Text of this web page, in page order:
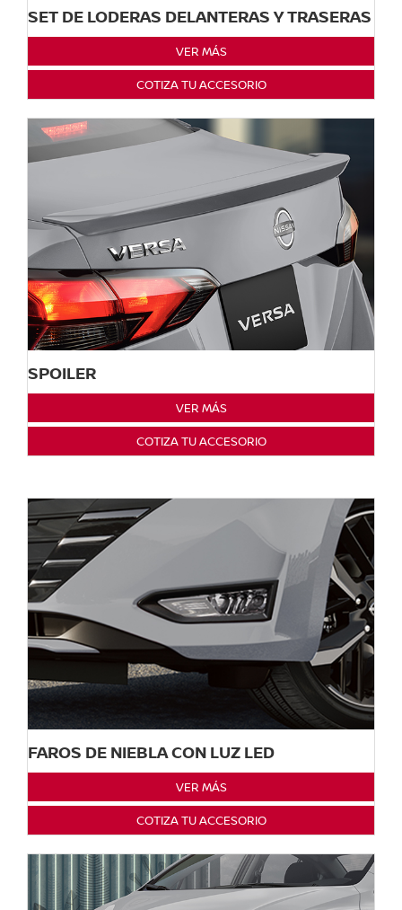
SET DE LODERAS DELANTERAS Y TRASERAS
VER MÁS
COTIZA TU ACCESORIO
SPOILER
VER MÁS
COTIZA TU ACCESORIO
FAROS DE NIEBLA CON LUZ LED
VER MÁS
COTIZA TU ACCESORIO